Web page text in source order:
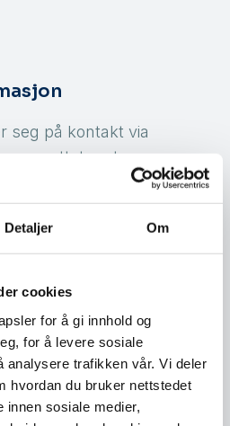
Detaljer Om
cookies
for å gi innhold og
for å levere sosiale
analysere trafikken vår. Vi deler
hvordan du bruker nettstedet
sosiale medier,
seg på kontakt via
rettet mot
Det er ikke mulig å
via e-post eller